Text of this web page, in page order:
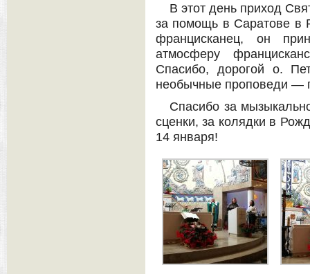
В этот день приход
за помощь в Саратове в
францисканец, он
атмосферу
Спасибо, дорогой о.
необычные проповеди —
Спасибо за
сценки, за колядки в
14 января!